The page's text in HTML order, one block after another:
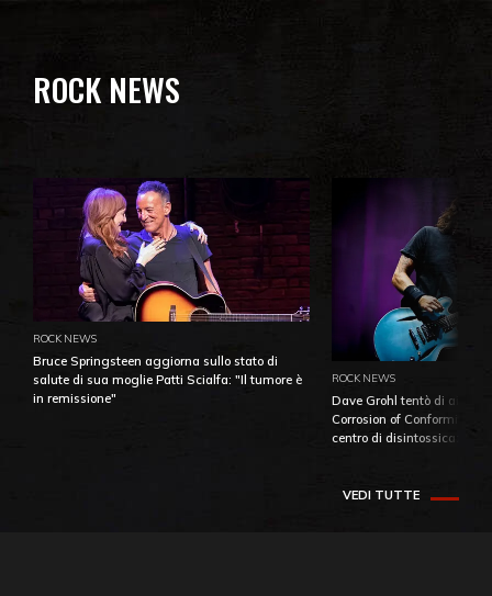
ROCK NEWS
ROCK NEWS
Bruce Springsteen aggiorna sullo stato di
salute di sua moglie Patti Scialfa: "Il tumore è
in remissione"
ROCK NEWS
Dave Grohl tentò di
Corrosion of Conformity
centro di
VEDI TUTTE